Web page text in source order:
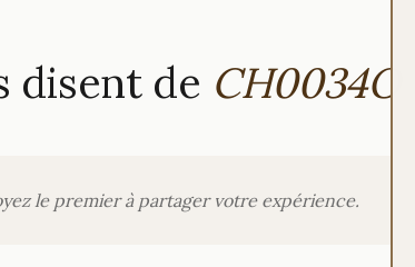
disent de CH0034O
le premier à partager votre expérience.